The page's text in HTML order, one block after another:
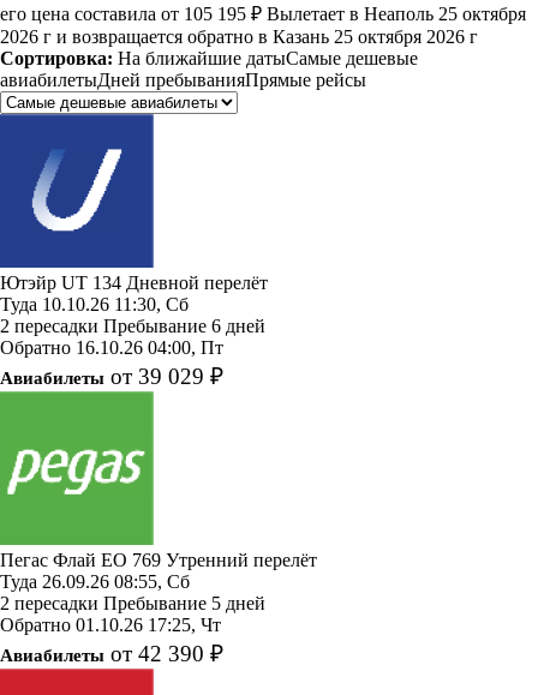
его цена составила от 105 195 ₽ Вылетает в Неаполь 25 октября
2026 г и возвращается обратно в Казань 25 октября 2026 г
Сортировка: На ближайшие датыСамые дешевые
авиабилетыДней пребыванияПрямые рейсы
Ютэйр UT 134 Дневной перелёт
Туда 10.10.26 11:30, Сб
2 пересадки Пребывание 6 дней
Обратно 16.10.26 04:00, Пт
Авиабилеты от 39 029 ₽
Пегас Флай EO 769 Утренний перелёт
Туда 26.09.26 08:55, Сб
2 пересадки Пребывание 5 дней
Обратно 01.10.26 17:25, Чт
Авиабилеты от 42 390 ₽